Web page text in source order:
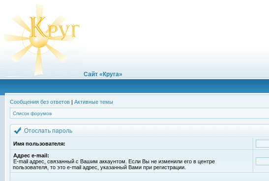
Сайт «Круга»
Сообщения без ответов | Активные темы
Список форумов
Отослать пароль
Имя пользователя:
Адрес e-mail:
E-mail адрес, связанный с Вашим аккаунтом. Если Вы не изменили его в центре
пользователя, то это e-mail адрес, указанный Вами при регистрации.